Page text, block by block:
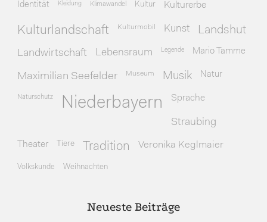
Identität Kleidung Klimawandel Kultur Kulturerbe
Kulturlandschaft Kulturmobil Kunst Landshut
Landwirtschaft Lebensraum Legende Mario Tamme
Maximilian Seefelder Museum Musik Natur
Naturschutz Niederbayern Sprache
Straubing
Theater Tiere Tradition Veronika Keglmaier
Volkskunde Weihnachten
Neueste Beiträge